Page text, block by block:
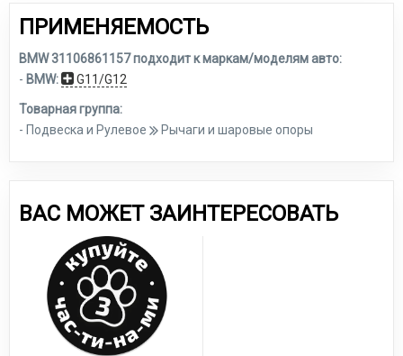
ПРИМЕНЯЕМОСТЬ
BMW 31106861157 подходит к маркам/моделям авто:
- BMW: G11/G12
Товарная группа:
- Подвеска и Рулевое
Рычаги и шаровые опоры
ВАС МОЖЕТ ЗАИНТЕРЕСОВАТЬ